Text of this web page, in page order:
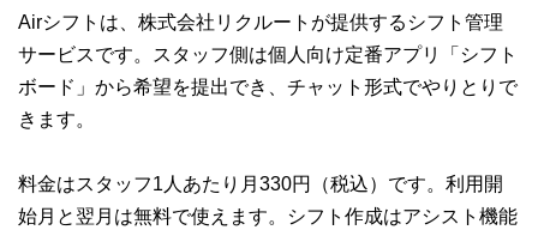
Airシフトは、株式会社リクルートが提供するシフト管理
サービスです。スタッフ側は個人向け定番アプリ「シフト
ボード」から希望を提出でき、チャット形式でやりとりで
きます。
料金はスタッフ1人あたり月330円（税込）です。利用開
始月と翌月は無料で使えます。シフト作成はアシスト機能